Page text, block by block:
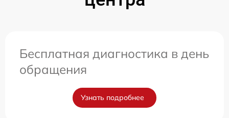
Бесплатная диагностика в день
обращения
Узнать подробнее